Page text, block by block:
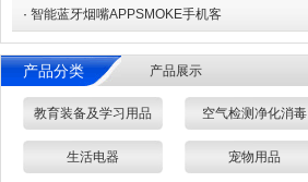
· 智能蓝牙烟嘴APPSMOKE手机客
产品分类 产品展示
教育装备及学习用品 空气检测净化消毒
生活电器 宠物用品